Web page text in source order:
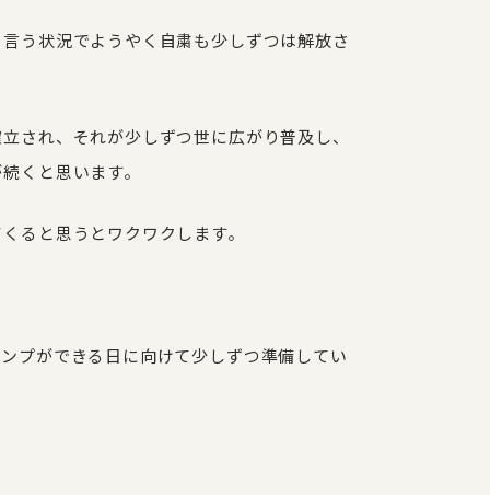
う状況でようやく自粛も少しずつは解放さ
され、それが少しずつ世に広がり普及し、
くと思います。
ると思うとワクワクします。
プができる日に向けて少しずつ準備してい